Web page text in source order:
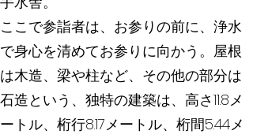
ここで参詣者は、お参りの前に、浄水
で身心を清めてお参りに向かう。屋根
は木造、梁や柱など、その他の部分は
石造という、独特の建築は、高さ11.8メ
ートル、桁行8.17メートル、桁間5.44メ